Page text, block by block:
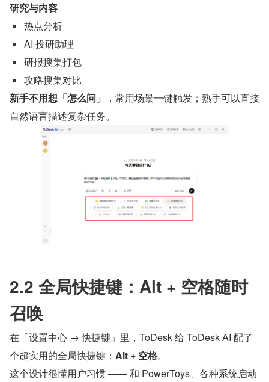
研究与内容
热点分析
AI 投研助理
研报搜集打包
攻略搜集对比
新手不用想「怎么问」
，常用场景一键触发；熟手可以直接
自然语言描述复杂任务。
2.2 全局快捷键：Alt + 空格随时
召唤
在「设置中心 → 快捷键」里，ToDesk 给 ToDesk AI 配了
个超实用的全局快捷键： Alt + 空格。
这个设计很懂用户习惯 —— 和 PowerToys、各种系统启动